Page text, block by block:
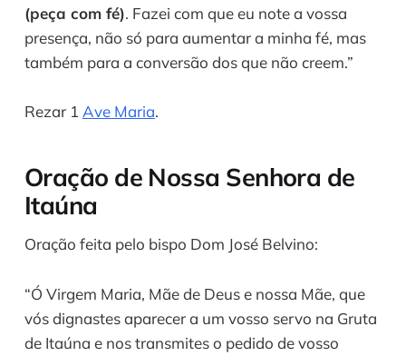
(peça com fé). Fazei com que eu note a vossa
presença, não só para aumentar a minha fé, mas
também para a conversão dos que não creem.”
Rezar 1 Ave Maria.
Oração de Nossa Senhora de
Itaúna
Oração feita pelo bispo Dom José Belvino:
“Ó Virgem Maria, Mãe de Deus e nossa Mãe, que
vós dignastes aparecer a um vosso servo na Gruta
de Itaúna e nos transmites o pedido de vosso